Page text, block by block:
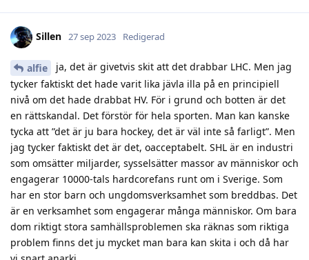
Sillen 27 sep 2023 Redigerad
alfie
ja, det är givetvis skit att det drabbar LHC. Men jag
tycker faktiskt det hade varit lika jävla illa på en principiell
nivå om det hade drabbat HV. För i grund och botten är det
en rättskandal. Det förstör för hela sporten. Man kan kanske
tycka att ”det är ju bara hockey, det är väl inte så farligt”. Men
jag tycker faktiskt det är det, oacceptabelt. SHL är en industri
som omsätter miljarder, sysselsätter massor av människor och
engagerar 10000-tals hardcorefans runt om i Sverige. Som
har en stor barn och ungdomsverksamhet som breddbas. Det
är en verksamhet som engagerar många människor. Om bara
dom riktigt stora samhällsproblemen ska räknas som riktiga
problem finns det ju mycket man bara kan skita i och då har